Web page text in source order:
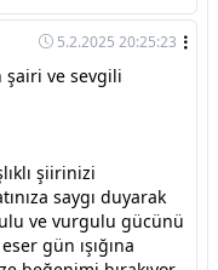
5.2.2025 20:25:23
şairi ve sevgili
şiirinizi
saygı duyarak
ve vurgulu gücünü
gün ışığına